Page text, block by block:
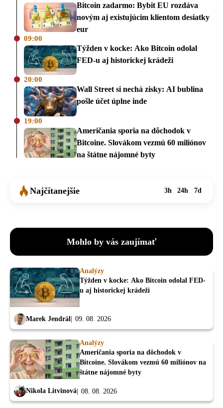
Bitcoin zadarmo: Bybit EU rozdáva
novým aj existujúcim klientom desiatky
eur
09:00
Týžden v kocke: Ako Bitcoin odolal
FED-u aj historickej krádeži
20:00
Wall Street si nechá zisky: AI bublina
pošle účet úplne inde
19:00
Američania sporia na dôchodok v
Bitcoine. Slovákom vezmú 60 miliónov
na štátne nájomné byty
Najčítanejšie 3h 24h 7d
Mohlo by vás zaujímať
Analýzy
Týžden v kocke: Ako Bitcoin odolal FED-
u aj historickej krádeži
Marek Jendrál 09. 08. 2026
Analýzy
Američania sporia na dôchodok v
Bitcoine. Slovákom vezmú 60 miliónov na
štátne nájomné byty
Nikola Litvinová 08. 08. 2026